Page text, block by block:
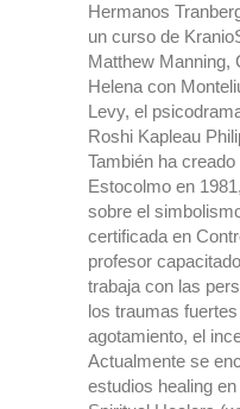
Hermanos
un curso de
Matthew Manning,
Helena con
Levy, el
Roshi Kapleau
También ha
Estocolmo en
sobre el
certificada en
profesor
trabaja con las
los traumas
agotamiento, el
Actualmente se
estudios healing